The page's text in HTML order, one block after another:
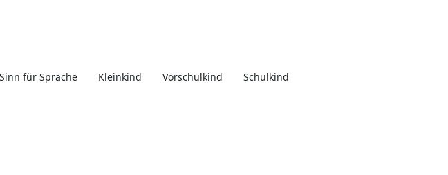
Sinn für Sprache Kleinkind Vorschulkind Schulkind